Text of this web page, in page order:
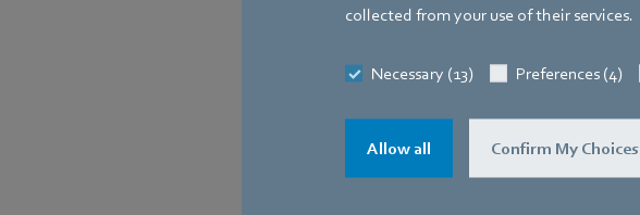
collected from your use of their services.
Necessary (13) Preferences (4)
Allow all Confirm My Choices